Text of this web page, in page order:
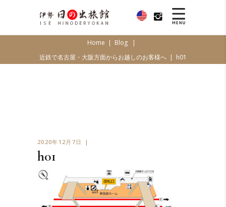
Home | Blog
|
近鉄で名古屋・大阪方面からお越しのお客様へ | h01
2020年12月7日
h01